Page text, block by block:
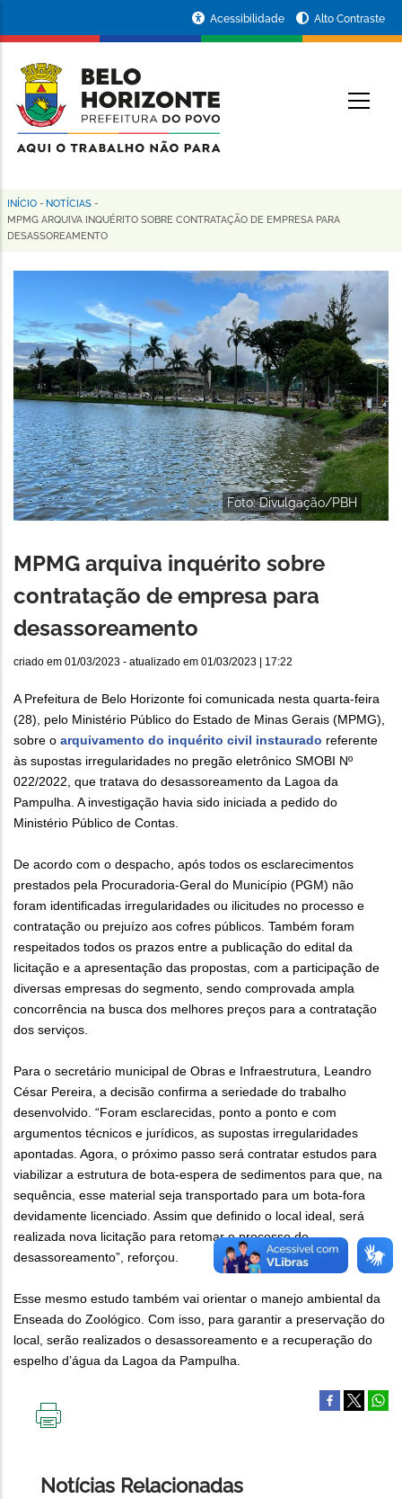
conteúdo
principal
da
Prefeitura
de
Horizonte
Acessibilidade Alto Contraste
Trilha
de
navegação
INÍCIO - NOTÍCIAS -
MPMG ARQUIVA INQUÉRITO SOBRE CONTRATAÇÃO DE EMPRESA PARA
DESASSOREAMENTO
Foto: Divulgação/PBH
MPMG arquiva inquérito sobre
contratação de empresa para
desassoreamento
criado em 01/03/2023 - atualizado em 01/03/2023 | 17:22
A Prefeitura de Belo Horizonte foi comunicada nesta quarta-feira
(28), pelo Ministério Público do Estado de Minas Gerais (MPMG),
sobre o arquivamento do inquérito civil instaurado referente
às supostas irregularidades no pregão eletrônico SMOBI Nº
022/2022, que tratava do desassoreamento da Lagoa da
Pampulha. A investigação havia sido iniciada a pedido do
Ministério Público de Contas.
De acordo com o despacho, após todos os esclarecimentos
prestados pela Procuradoria-Geral do Município (PGM) não
foram identificadas irregularidades ou ilicitudes no processo e
contratação ou prejuízo aos cofres públicos. Também foram
respeitados todos os prazos entre a publicação do edital da
licitação e a apresentação das propostas, com a participação de
diversas empresas do segmento, sendo comprovada ampla
concorrência na busca dos melhores preços para a contratação
dos serviços.
Para o secretário municipal de Obras e Infraestrutura, Leandro
César Pereira, a decisão confirma a seriedade do trabalho
desenvolvido. “Foram esclarecidas, ponto a ponto e com
argumentos técnicos e jurídicos, as supostas irregularidades
apontadas. Agora, o próximo passo será contratar estudos para
viabilizar a estrutura de bota-espera de sedimentos para que, na
sequência, esse material seja transportado para um bota-fora
devidamente licenciado. Assim que definido o local ideal, será
realizada nova licitação para retomar o processo de
desassoreamento”, reforçou.
Esse mesmo estudo também vai orientar o manejo ambiental da
Enseada do Zoológico. Com isso, para garantir a preservação do
local, serão realizados o desassoreamento e a recuperação do
espelho d’água da Lagoa da Pampulha.
Notícias Relacionadas